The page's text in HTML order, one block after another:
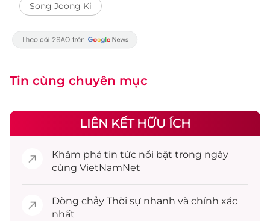
Song Joong Ki
Tin cùng chuyên mục
LIÊN KẾT HỮU ÍCH
Khám phá tin tức nổi bật trong ngày
cùng VietNamNet
Dòng chảy Thời sự nhanh và chính xác
nhất